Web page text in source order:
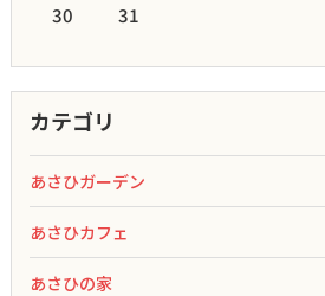
30
31
カテゴリ
あさひガーデン
あさひカフェ
あさひの家